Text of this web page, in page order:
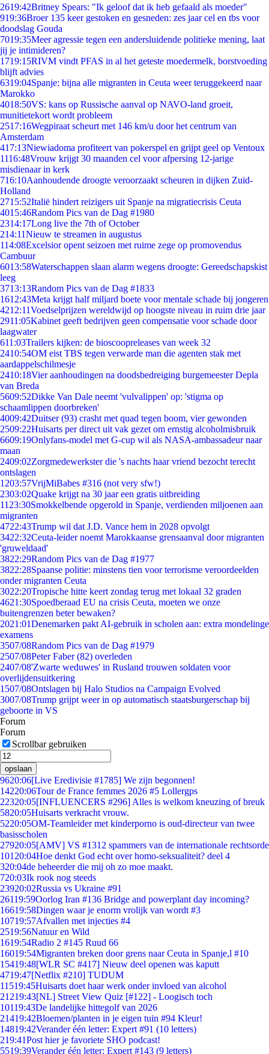
2619:42Britney Spears: "Ik geloof dat ik heb gefaald als moeder"
919:36Broer 135 keer gestoken en gesneden: zes jaar cel en tbs voor
doodslag Gouda
7019:35Meer agressie tegen een andersluidende politieke mening, laat
jij je intimideren?
1719:15RIVM vindt PFAS in al het geteste moedermelk, borstvoeding
blijft advies
6319:04Spanje: bijna alle migranten in Ceuta weer teruggekeerd naar
Marokko
4018:50VS: kans op Russische aanval op NAVO-land groeit,
munitietekort wordt probleem
2517:16Wegpiraat scheurt met 146 km/u door het centrum van
Amsterdam
417:13Niewiadoma profiteert van pokerspel en grijpt geel op Ventoux
1116:48Vrouw krijgt 30 maanden cel voor afpersing 12-jarige
misdienaar in kerk
716:10Aanhoudende droogte veroorzaakt scheuren in dijken Zuid-
Holland
2715:52Italië hindert reizigers uit Spanje na migratiecrisis Ceuta
4015:46Random Pics van de Dag #1980
2314:17Long live the 7th of October
214:11Nieuw te streamen in augustus
114:08Excelsior opent seizoen met ruime zege op promovendus
Cambuur
6013:58Waterschappen slaan alarm wegens droogte: Gereedschapskist
leeg
3713:13Random Pics van de Dag #1833
1612:43Meta krijgt half miljard boete voor mentale schade bij jongeren
4212:11Voedselprijzen wereldwijd op hoogste niveau in ruim drie jaar
2911:05Kabinet geeft bedrijven geen compensatie voor schade door
laagwater
611:03Trailers kijken: de bioscoopreleases van week 32
2410:54OM eist TBS tegen verwarde man die agenten stak met
aardappelschilmesje
2410:18Vier aanhoudingen na doodsbedreiging burgemeester Depla
van Breda
5609:52Dikke Van Dale neemt 'vulvalippen' op: 'stigma op
schaamlippen doorbreken'
4009:42Duitser (93) crasht met quad tegen boom, vier gewonden
2509:22Huisarts per direct uit vak gezet om ernstig alcoholmisbruik
6609:19Onlyfans-model met G-cup wil als NASA-ambassadeur naar
maan
2409:02Zorgmedewerkster die 's nachts haar vriend bezocht terecht
ontslagen
1203:57VrijMiBabes #316 (not very sfw!)
2303:02Quake krijgt na 30 jaar een gratis uitbreiding
11 23:30Smokkelbende opgerold in Spanje, verdienden miljoenen aan
migranten
4722:43Trump wil dat J.D. Vance hem in 2028 opvolgt
3422:32Ceuta-leider noemt Marokkaanse grensaanval door migranten
'gruweldaad'
3822:29Random Pics van de Dag #1977
3822:28Spaanse politie: minstens tien voor terrorisme veroordeelden
onder migranten Ceuta
3022:20Tropische hitte keert zondag terug met lokaal 32 graden
4621:30Spoedberaad EU na crisis Ceuta, moeten we onze
buitengrenzen beter bewaken?
2021:01Denemarken pakt AI-gebruik in scholen aan: extra mondelinge
examens
3507/08Random Pics van de Dag #1979
2507/08Peter Faber (82) overleden
2407/08'Zwarte weduwes' in Rusland trouwen soldaten voor
overlijdensuitkering
1507/08Ontslagen bij Halo Studios na Campaign Evolved
3007/08Trump grijpt weer in op automatisch staatsburgerschap bij
geboorte in VS
Forum
Forum
Scrollbar gebruiken
opslaan
9620:06[Live Eredivisie #1785] We zijn begonnen!
14220:06Tour de France femmes 2026 #5 Lollergps
22320:05[INFLUENCERS #296] Alles is welkom kneuzing of breuk
5820:05Huisarts verkracht vrouw.
5220:05OM-Teamleider met kinderporno is oud-directeur van twee
basisscholen
27920:05[AMV] VS #1312 spammers van de internationale rechtsorde
101 20:04Hoe denkt God echt over homo-seksualiteit? deel 4
320:04de beheerder die mij oh zo moe maakt.
720:03Ik rook nog steeds
23920:02Russia vs Ukraine #91
26119:59Oorlog Iran #136 Bridge and powerplant day incoming?
16619:58Dingen waar je enorm vrolijk van wordt #3
10719:57Afvallen met injecties #4
2519:56Natuur en Wild
1619:54Radio 2 #145 Ruud 66
16019:54Migranten breken door grens naar Ceuta in Spanje,l #10
15419:48[WLR SC #417] Nieuw deel openen was kaputt
4719:47[Netflix #210] TUDUM
11519:45Huisarts doet haar werk onder invloed van alcohol
21219:43[NL] Street View Quiz [#122] - Loogisch toch
10119:43De landelijke hittegolf van 2026
21419:42Bloemen/planten in je eigen tuin #94 Kleur!
14819:42Verander één letter: Expert #91 (10 letters)
219:41Post hier je favoriete SHO podcast!
5519:39Verander één letter: Expert #143 (9 letters)